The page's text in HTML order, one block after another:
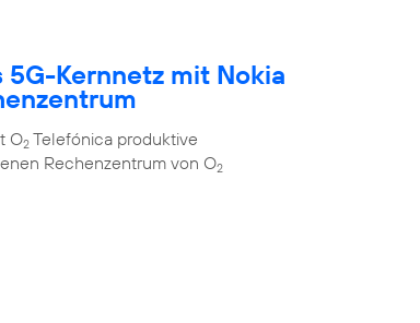
Kernnetz mit Nokia
O2 Telefónica produktive
Rechenzentrum von O2